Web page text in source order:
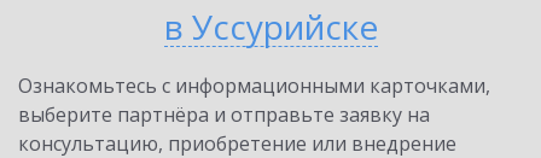
в Уссурийске
Ознакомьтесь с информационными карточками,
выберите партнёра и отправьте заявку на
консультацию, приобретение или внедрение